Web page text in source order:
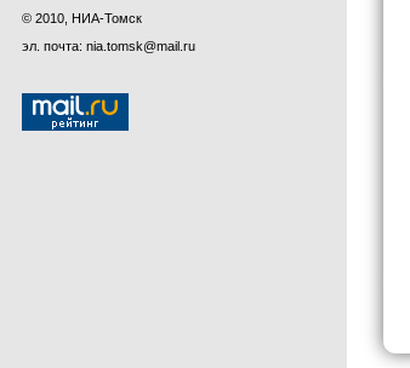
© 2010, НИА-Томск
эл. почта: nia.tomsk@mail.ru